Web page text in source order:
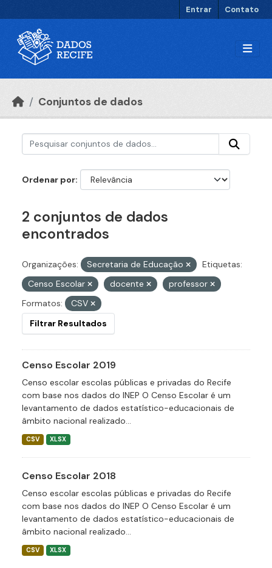
Entrar Contato
Conjuntos de dados
Ordenar por
2 conjuntos de dados
encontrados
Organizações: Secretaria de Educação
Etiquetas:
Censo Escolar
docente
professor
Formatos:
CSV
Filtrar Resultados
Censo Escolar 2019
Censo escolar escolas públicas e privadas do Recife
com base nos dados do INEP O Censo Escolar é um
levantamento de dados estatístico-educacionais de
âmbito nacional realizado...
CSV XLSX
Censo Escolar 2018
Censo escolar escolas públicas e privadas do Recife
com base nos dados do INEP O Censo Escolar é um
levantamento de dados estatístico-educacionais de
âmbito nacional realizado...
CSV XLSX